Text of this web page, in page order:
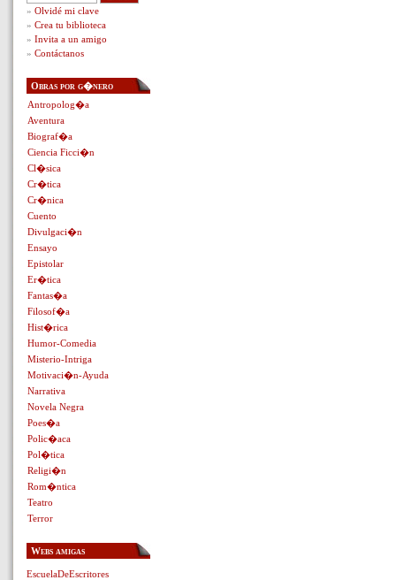
» Olvidé mi clave
» Crea tu biblioteca
» Invita a un amigo
» Contáctanos
Obras por g�nero
Antropolog�a
Aventura
Biograf�a
Ciencia Ficci�n
Cl�sica
Cr�tica
Cr�nica
Cuento
Divulgaci�n
Ensayo
Epistolar
Er�tica
Fantas�a
Filosof�a
Hist�rica
Humor-Comedia
Misterio-Intriga
Motivaci�n-Ayuda
Narrativa
Novela Negra
Poes�a
Polic�aca
Pol�tica
Religi�n
Rom�ntica
Teatro
Terror
Webs amigas
EscuelaDeEscritores